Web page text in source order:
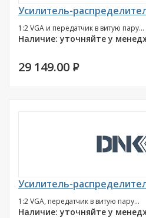
Усилитель-
1:2 VGA и передатчик в витую пару...
Наличие: уточняйте у
29 149.00 P
Усилитель-
1:2 VGA, передатчик в витую пару...
Наличие: уточняйте у